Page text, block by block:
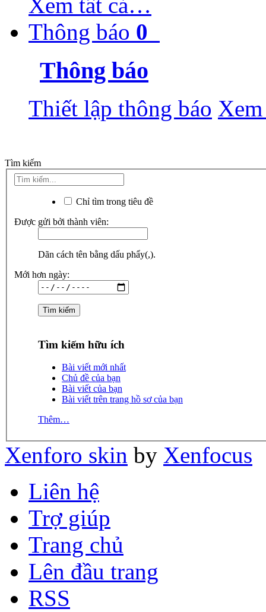
Thông báo 0
Thông báo
Thiết lập thông báo
Tìm kiếm
Chỉ tìm trong tiêu đề
Được gửi bởi thành viên:
Dãn cách tên bằng dấu phẩy(,).
Mới hơn ngày:
Tìm kiếm hữu ích
Bài viết mới nhất
Chủ đề của bạn
Bài viết của bạn
Bài viết trên trang hồ sơ của bạn
Thêm…
Xenforo skin by Xenfocus
Liên hệ
Trợ giúp
Trang chủ
Lên đầu trang
RSS